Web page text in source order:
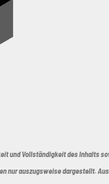
Vollständigkeit des Inhalts
nur auszugsweise dargestellt.